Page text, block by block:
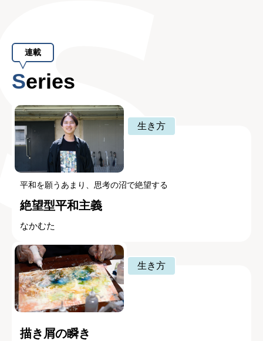
連載
Series
生き方
平和を願うあまり、思考の沼で絶望する
絶望型平和主義
なかむた
生き方
描き屑の瞬き